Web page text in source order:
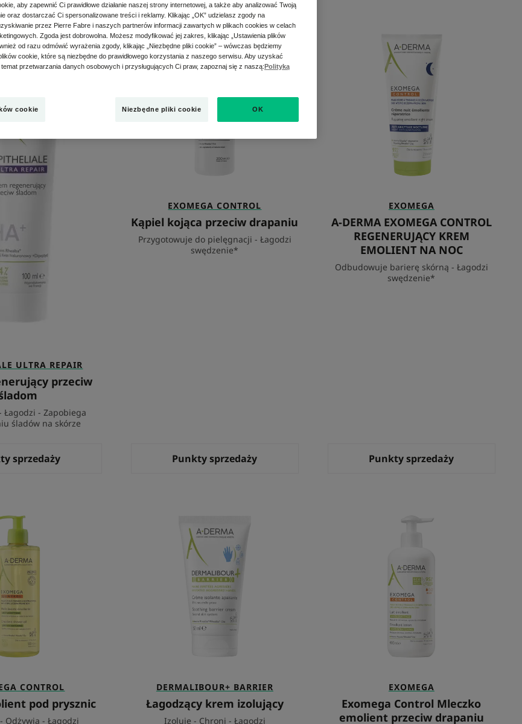
Krem
regenerujący
przeciw
śladom
ULTRA REPAIR
przeciw
Łagodzi - Zapobiega
śladów na skórze
sprzedaży
Kąpiel
kojąca
przeciw
drapaniu
EXOMEGA CONTROL
Kąpiel kojąca przeciw drapaniu
Przygotowuje do pielęgnacji - Łagodzi
swędzenie*
Punkty sprzedaży
DERMA
EXOMEGA
CONTROL
KREM
EMOLIENT
NA
NOC
EXOMEGA
A-DERMA EXOMEGA CONTROL
REGENERUJĄCY KREM
EMOLIENT NA NOC
Odbudowuje barierę skórną - Łagodzi
swędzenie*
Punkty sprzedaży
emolient
pod
prysznic
CONTROL
pod prysznic
Odżywia - Łagodzi
izolujący
DERMALIBOUR+ BARRIER
Łagodzący krem izolujący
Izoluje - Chroni - Łagodzi
Control
przeciw
drapaniu
EXOMEGA
Exomega Control Mleczko
emolient przeciw drapaniu
aby zapewnić Ci prawidłowe działanie naszej strony internetowej, a także aby analizować Twoją
oraz dostarczać Ci spersonalizowane treści i reklamy. Klikając „OK” udzielasz zgody na
przez Pierre Fabre i naszych partnerów informacji zawartych w plikach cookies w celach
Zgoda jest dobrowolna. Możesz modyfikować jej zakres, klikając „Ustawienia plików
od razu odmówić wyrażenia zgody, klikając „Niezbędne pliki cookie” – wówczas będziemy
cookie, które są niezbędne do prawidłowego korzystania z naszego serwisu. Aby uzyskać
przetwarzania danych osobowych i przysługujących Ci praw, zapoznaj się z naszą:Polityką
cookie Niezbędne pliki cookie OK